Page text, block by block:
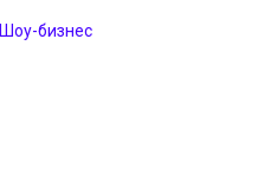
Шоу-бизнес